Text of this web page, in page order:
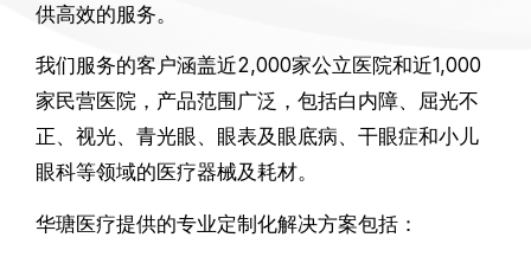
供高效的服务。
我们服务的客户涵盖近2,000家公立医院和近1,000
家民营医院，产品范围广泛，包括白内障、屈光不
正、视光、青光眼、眼表及眼底病、干眼症和小儿
眼科等领域的医疗器械及耗材。
华瑭医疗提供的专业定制化解决方案包括：